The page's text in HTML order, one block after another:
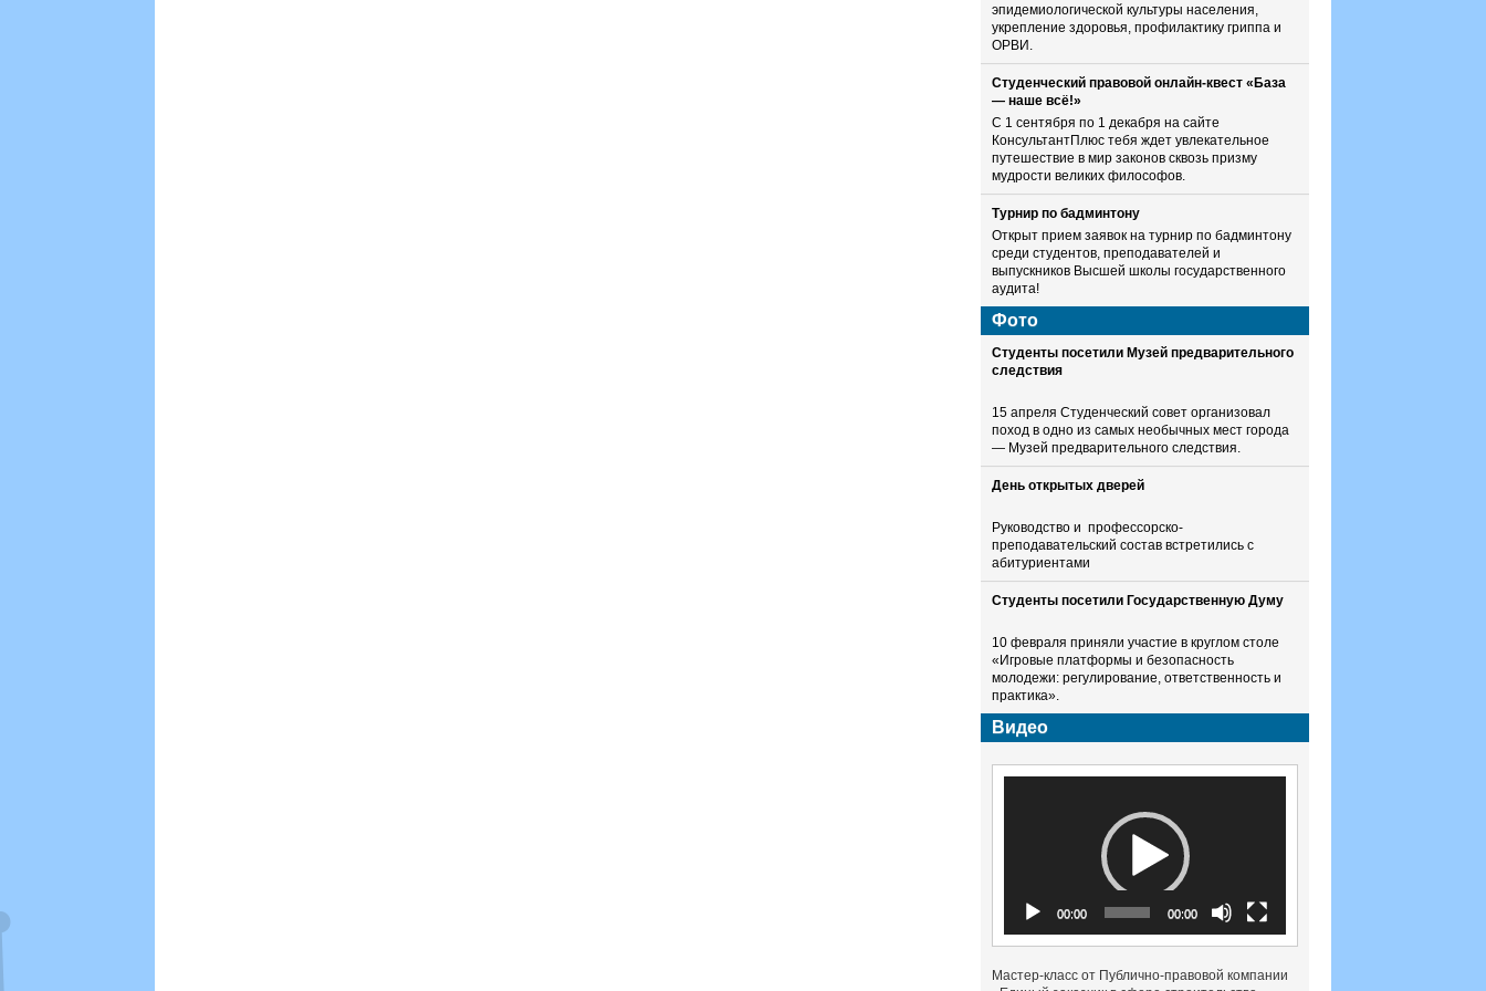
эпидемиологической культуры населения,
укрепление здоровья, профилактику гриппа и
ОРВИ.
Студенческий правовой онлайн-квест «База
— наше всё!»
С 1 сентября по 1 декабря на сайте
КонсультантПлюс тебя ждет увлекательное
путешествие в мир законов сквозь призму
мудрости великих философов.
Турнир по бадминтону
Открыт прием заявок на турнир по бадминтону
среди студентов, преподавателей и
выпускников Высшей школы государственного
аудита!
Фото
Студенты посетили Музей предварительного
следствия
15 апреля Студенческий совет организовал
поход в одно из самых необычных мест города
— Музей предварительного следствия.
День открытых дверей
Руководство и профессорско-
преподавательский состав встретились с
абитуриентами
Студенты посетили Государственную Думу
10 февраля приняли участие в круглом столе
«Игровые платформы и безопасность
молодежи: регулирование, ответственность и
практика».
Видео
00:00 00:00
Мастер-класс от Публично-правовой компании